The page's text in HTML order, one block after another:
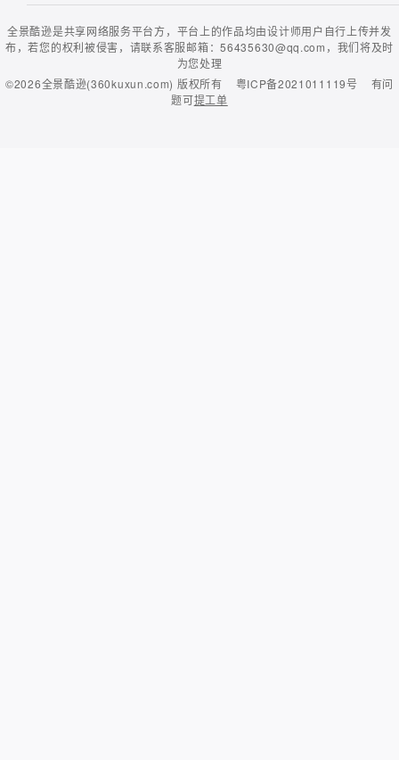
全景酷逊是共享网络服务平台方，平台上的作品均由设计师用户自行上传并发
布，若您的权利被侵害，请联系客服邮箱：56435630@qq.com，我们将及时
为您处理
©2026全景酷逊(360kuxun.com) 版权所有 粤ICP备2021011119号
有问
题可提工单